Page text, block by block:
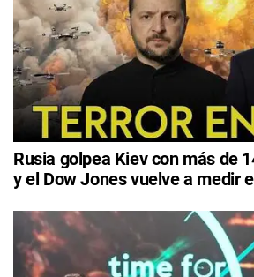
Rusia golpea Kiev con más de
y el Dow Jones vuelve a medir